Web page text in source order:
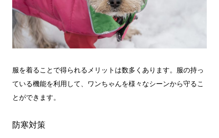
服を着ることで得られるメリットは数多くあります。服の持っ
ている機能を利用して、ワンちゃんを様々なシーンから守るこ
とができます。
防寒対策